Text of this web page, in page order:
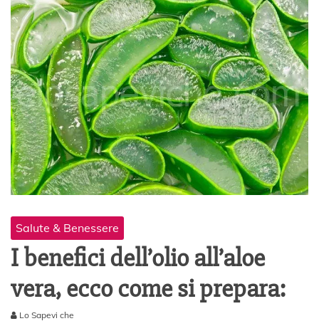
Salute & Benessere
I benefici dell’olio all’aloe
vera, ecco come si prepara:
Lo Sapevi che